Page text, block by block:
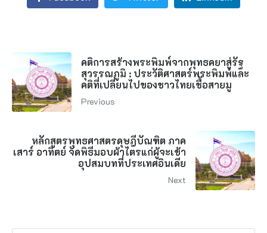
คติการสร้างพระพิมพ์จากพุทธคยาสู่รัฐ
สุวรรณภูมิ : ประวัติศาสตร์พระพิมพ์และ
คติที่เปลี่ยนไปของชาวไทยเชื้อสายมู
Previous
หลักสูตรพุทธศาสตรดุษฎีบัณฑิต ภาค
เสาร์ อาทิตย์ จัดพิธีมอบผ้าไตรแก่ผู้จะเข้า
อุปสมบทที่ประเทศอินเดีย
Next